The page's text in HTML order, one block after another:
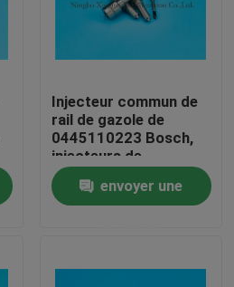
Injecteur commun de
rail de gazole de
0445110223 Bosch,
injecteurs de
Mercedes/diesel de
Ford
envoyer une